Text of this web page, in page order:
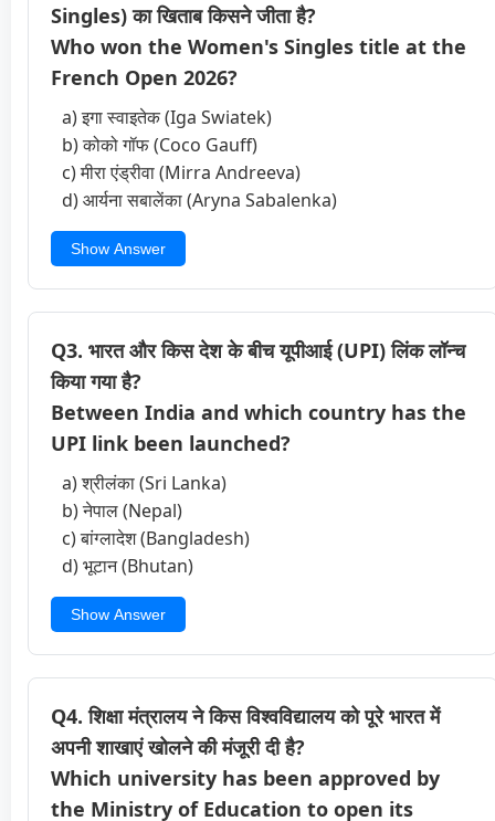
Singles) का खिताब किसने जीता है?
Who won the Women's Singles title at the
French Open 2026?
a) इगा स्वाइतेक (Iga Swiatek)
b) कोको गॉफ (Coco Gauff)
c) मीरा एंड्रीवा (Mirra Andreeva)
d) आर्यना सबालेंका (Aryna Sabalenka)
Show Answer
Q3. भारत और किस देश के बीच यूपीआई (UPI) लिंक लॉन्च
किया गया है?
Between India and which country has the
UPI link been launched?
a) श्रीलंका (Sri Lanka)
b) नेपाल (Nepal)
c) बांग्लादेश (Bangladesh)
d) भूटान (Bhutan)
Show Answer
Q4. शिक्षा मंत्रालय ने किस विश्वविद्यालय को पूरे भारत में
अपनी शाखाएं खोलने की मंजूरी दी है?
Which university has been approved by
the Ministry of Education to open its